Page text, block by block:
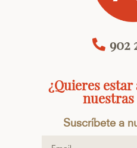
902
¿Quieres
Suscríbete a